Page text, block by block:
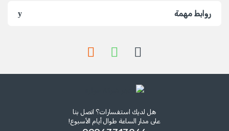
روابط مهمة
هل لديك استفسارات؟ اتصل بنا
على مدار الساعة طوال أيام الأسبوع!